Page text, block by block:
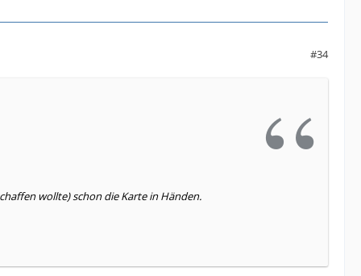
#34
wollte) schon die Karte in Händen.